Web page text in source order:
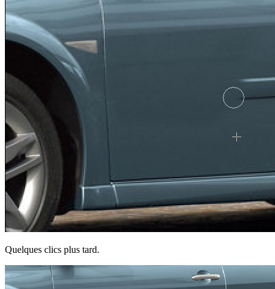
Quelques clics plus tard.